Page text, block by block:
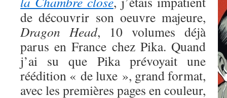
de découvrir son oeuvre majeure,
Dragon Head, 10 volumes déjà
parus en France chez Pika. Quand
j’ai su que Pika prévoyait une
réédition « de luxe », grand format,
avec les premières pages en couleur,